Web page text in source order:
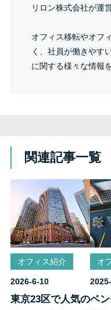
リロン株式会社が運
オフィス移転やオフ
く、社員が働きやす
に関する様々な情報
関連記事一覧
オフィス紹介
2026-6-10
東京23区で人気の
オ
ベ